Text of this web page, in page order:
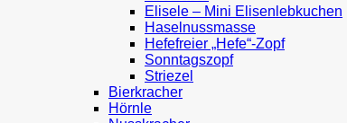
Elisele – Mini Elisenlebkuchen
Haselnussmasse
Hefefreier „Hefe“-Zopf
Sonntagszopf
Striezel
Bierkracher
Hörnle